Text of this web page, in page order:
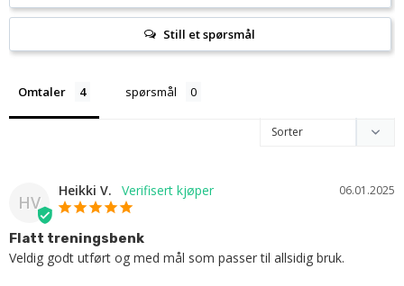
Still et spørsmål
Omtaler spørsmål
HV
06.01.2025
Heikki V.
Flatt treningsbenk
Veldig godt utført og med mål som passer til allsidig bruk.